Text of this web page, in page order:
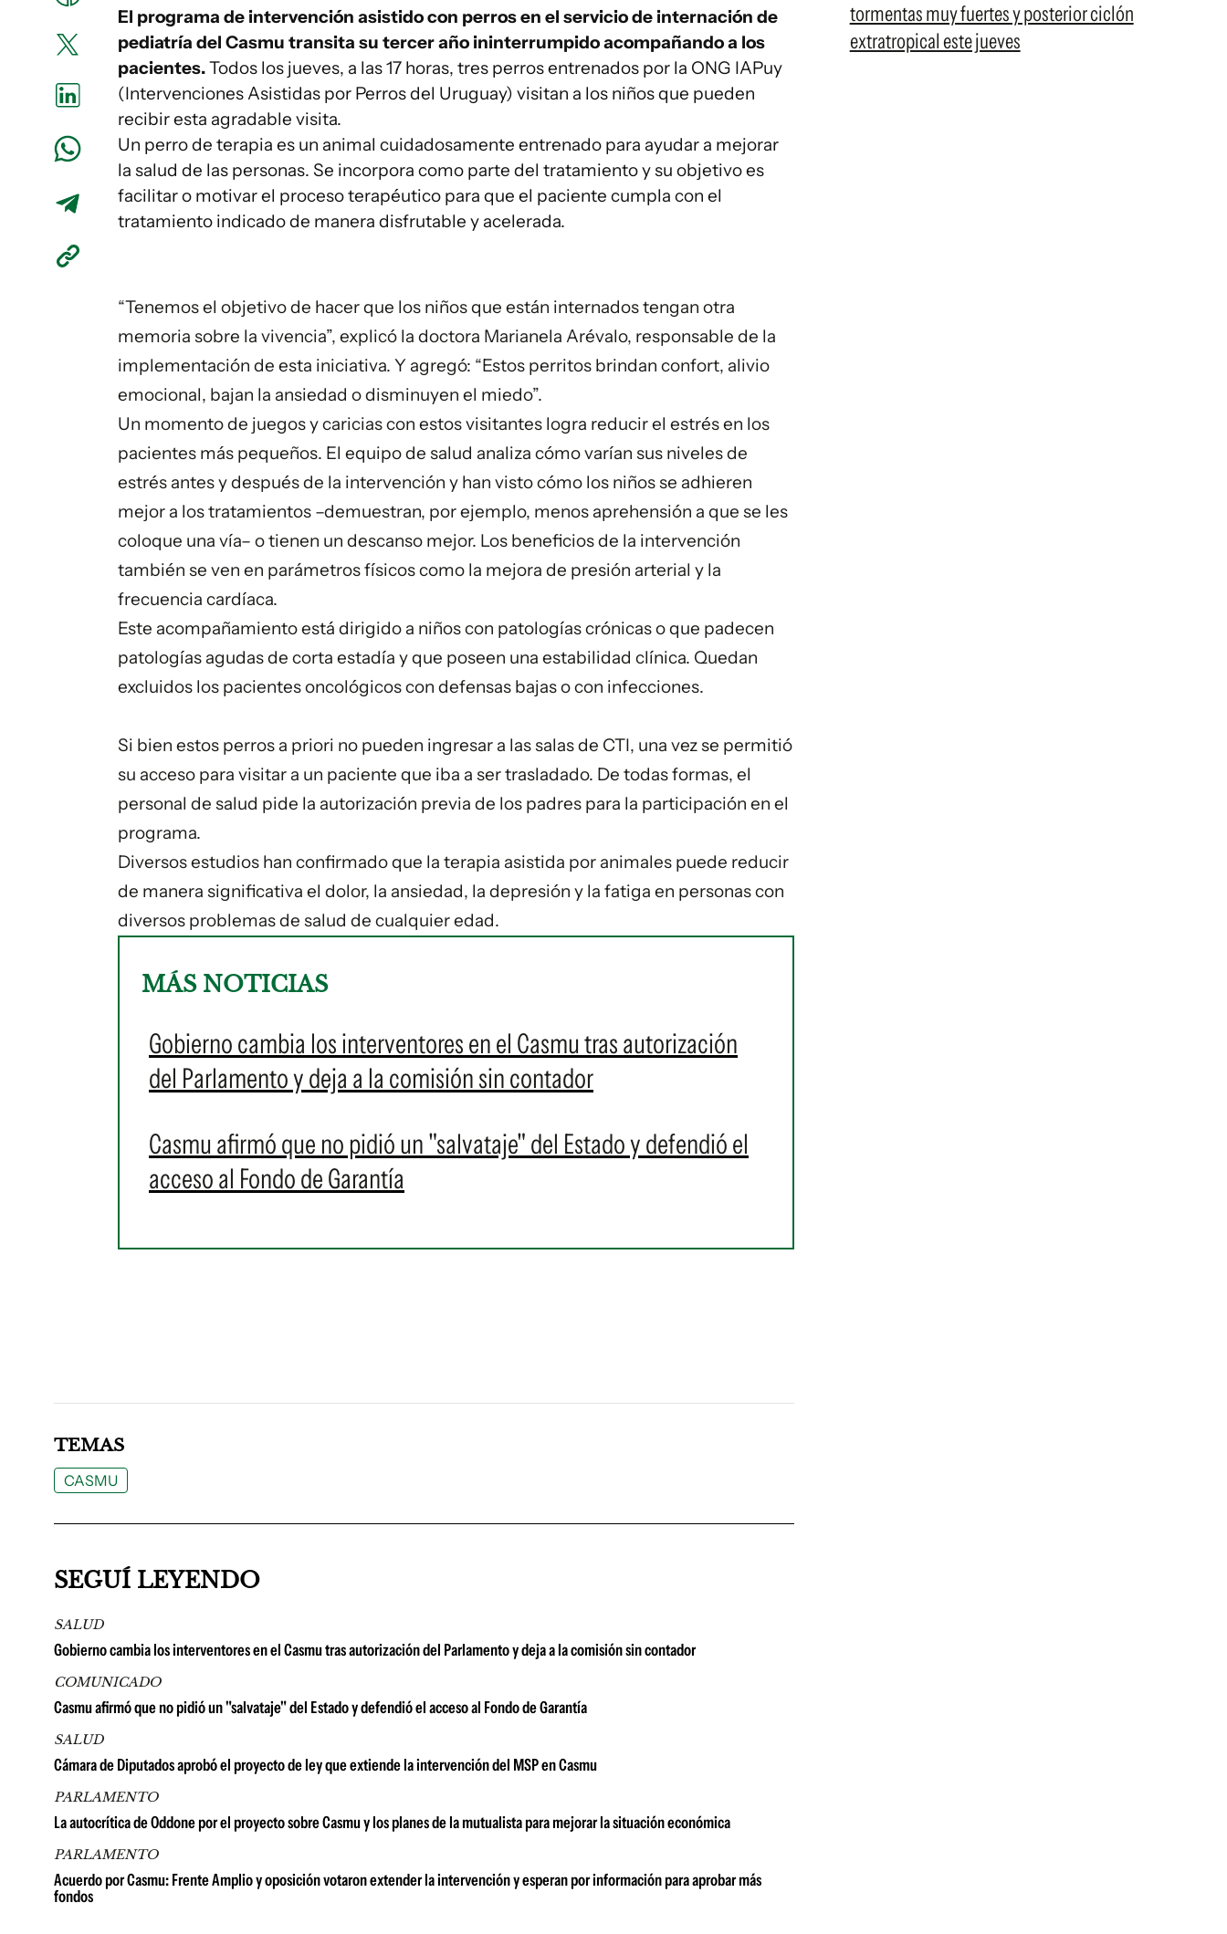
El programa de intervención asistido con perros en el servicio de internación de
pediatría del Casmu transita su tercer año ininterrumpido acompañando a los
pacientes.Todos los jueves, a las 17 horas, tres perros entrenados por la ONG IAPuy
(Intervenciones Asistidas por Perros del Uruguay) visitan a los niños que pueden
recibir esta agradable visita.
Un perro de terapia es un animal cuidadosamente entrenado para ayudar a mejorar
la salud de las personas. Se incorpora como parte del tratamiento y su objetivo es
facilitar o motivar el proceso terapéutico para que el paciente cumpla con el
tratamiento indicado de manera disfrutable y acelerada.
“Tenemos el objetivo de hacer que los niños que están internados tengan otra
memoria sobre la vivencia”, explicó la doctora Marianela Arévalo, responsable de la
implementación de esta iniciativa. Y agregó: “Estos perritos brindan confort, alivio
emocional, bajan la ansiedad o disminuyen el miedo”.
Un momento de juegos y caricias con estos visitantes logra reducir el estrés en los
pacientes más pequeños. El equipo de salud analiza cómo varían sus niveles de
estrés antes y después de la intervención y han visto cómo los niños se adhieren
mejor a los tratamientos –demuestran, por ejemplo, menos aprehensión a que se les
coloque una vía– o tienen un descanso mejor. Los beneficios de la intervención
también se ven en parámetros físicos como la mejora de presión arterial y la
frecuencia cardíaca.
Este acompañamiento está dirigido a niños con patologías crónicas o que padecen
patologías agudas de corta estadía y que poseen una estabilidad clínica. Quedan
excluidos los pacientes oncológicos con defensas bajas o con infecciones.
Si bien estos perros a priori no pueden ingresar a las salas de CTI, una vez se permitió
su acceso para visitar a un paciente que iba a ser trasladado. De todas formas, el
personal de salud pide la autorización previa de los padres para la participación en el
programa.
Diversos estudios han confirmado que la terapia asistida por animales puede reducir
de manera significativa el dolor, la ansiedad, la depresión y la fatiga en personas con
diversos problemas de salud de cualquier edad.
MÁS NOTICIAS
Gobierno cambia los interventores en el Casmu tras autorización
del Parlamento y deja a la comisión sin contador
Casmu afirmó que no pidió un "salvataje" del Estado y defendió el
acceso al Fondo de Garantía
tormentas muy fuertes y posterior ciclón
extratropical este jueves
TEMAS
CASMU
SEGUÍ LEYENDO
SALUD
Gobierno cambia los interventores en el Casmu tras autorización del Parlamento y deja a la comisión sin contador
COMUNICADO
Casmu afirmó que no pidió un "salvataje" del Estado y defendió el acceso al Fondo de Garantía
SALUD
Cámara de Diputados aprobó el proyecto de ley que extiende la intervención del MSP en Casmu
PARLAMENTO
La autocrítica de Oddone por el proyecto sobre Casmu y los planes de la mutualista para mejorar la situación económica
PARLAMENTO
Acuerdo por Casmu: Frente Amplio y oposición votaron extender la intervención y esperan por información para aprobar más
fondos